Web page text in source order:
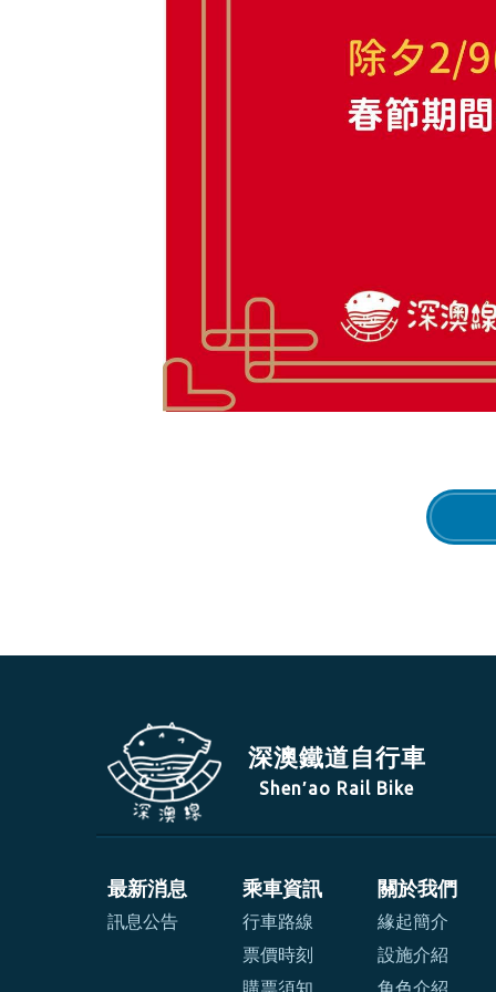
深澳鐵道自行車
Shen′ao Rail Bike
最新消息
訊息公告
乘車資訊
行車路線
票價時刻
購票須知
關於我們
緣起簡介
設施介紹
角色介紹